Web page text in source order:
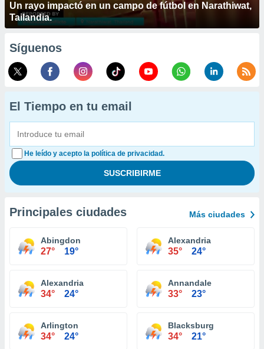
Un rayo impactó en un campo de fútbol en Narathiwat,
Tailandia.
Síguenos
El Tiempo en tu email
He leído y acepto la política de privacidad.
Principales ciudades Más ciudades
Abingdon
27° 19°
Alexandria
35° 24°
Alexandria
34° 24°
Annandale
33° 23°
Arlington
34° 24°
Blacksburg
34° 21°